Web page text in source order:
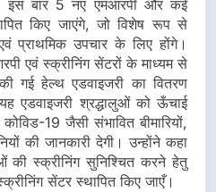
इस बार 5 नए एमआरपी और कई
किए जाएंगे, जो विशेष रूप से
प्राथमिक उपचार के लिए होंगे।
एवं स्क्रीनिंग सेंटरों के माध्यम से
गई हेल्थ एडवाइजरी का वितरण
एडवाइजरी श्रद्धालुओं को ऊँचाई
19 जैसी संभावित बीमारियों,
की जानकारी देगी। उन्होंने कहा
स्क्रीनिंग सुनिश्चित करने हेतु
सेंटर स्थापित किए जाएँ।